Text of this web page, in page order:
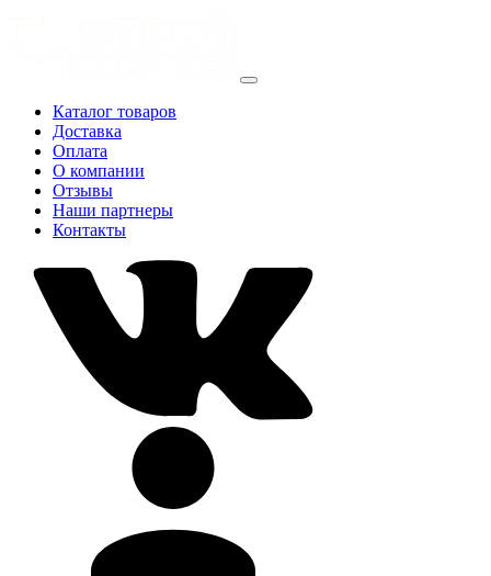
Каталог товаров
Доставка
Оплата
О компании
Отзывы
Наши партнеры
Контакты